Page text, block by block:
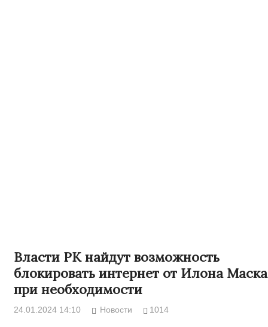
Власти РК найдут возможность
блокировать интернет от Илона Маска
при необходимости
24.01.2024 14:10 Новости 1014